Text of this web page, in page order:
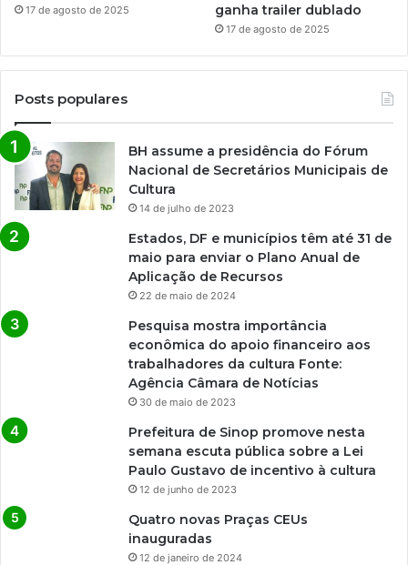
17 de agosto de 2025
ganha trailer dublado
17 de agosto de 2025
Posts populares
BH assume a presidência do Fórum
Nacional de Secretários Municipais de
Cultura
14 de julho de 2023
Estados, DF e municípios têm até 31 de
maio para enviar o Plano Anual de
Aplicação de Recursos
22 de maio de 2024
Pesquisa mostra importância
econômica do apoio financeiro aos
trabalhadores da cultura Fonte:
Agência Câmara de Notícias
30 de maio de 2023
Prefeitura de Sinop promove nesta
semana escuta pública sobre a Lei
Paulo Gustavo de incentivo à cultura
12 de junho de 2023
Quatro novas Praças CEUs
inauguradas
12 de janeiro de 2024